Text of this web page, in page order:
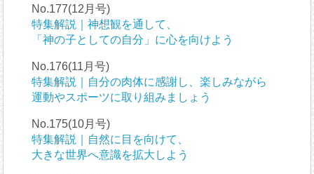
No.177(12月号)
特集解説｜神想観を通して、
「神の子としての自分」に心を向けよう
No.176(11月号)
特集解説｜自分の肉体に感謝し、楽しみながら
運動やスポーツに取り組みましょう
No.175(10月号)
特集解説｜自然に目を向けて、
大きな世界へ意識を拡大しよう